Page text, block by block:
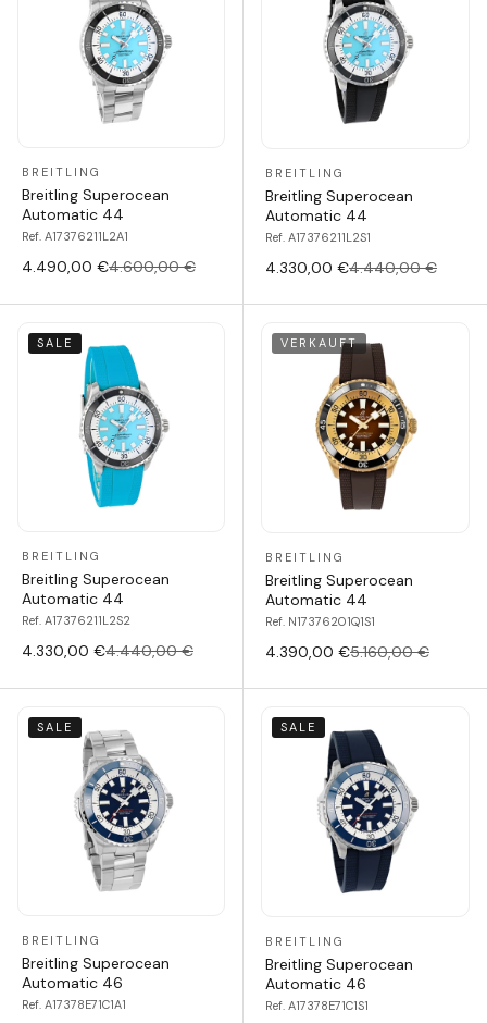
BREITLING
Breitling Superocean
Automatic 44
Ref. A17376211L2A1
4.490,00 €4.600,00 €
BREITLING
Breitling Superocean
Automatic 44
Ref. A17376211L2S1
4.330,00 €4.440,00 €
SALE
BREITLING
Breitling Superocean
Automatic 44
Ref. A17376211L2S2
4.330,00 €4.440,00 €
VERKAUFT
BREITLING
Breitling Superocean
Automatic 44
Ref. N17376201Q1S1
4.390,00 €5.160,00 €
SALE
BREITLING
Breitling Superocean
Automatic 46
Ref. A17378E71C1A1
SALE
BREITLING
Breitling Superocean
Automatic 46
Ref. A17378E71C1S1